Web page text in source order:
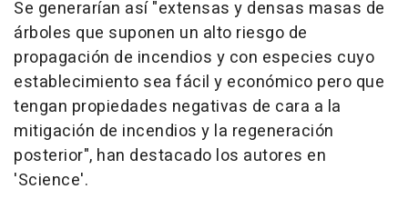
Se generarían así "extensas y densas masas de
árboles que suponen un alto riesgo de
propagación de incendios y con especies cuyo
establecimiento sea fácil y económico pero que
tengan propiedades negativas de cara a la
mitigación de incendios y la regeneración
posterior", han destacado los autores en
'Science'.